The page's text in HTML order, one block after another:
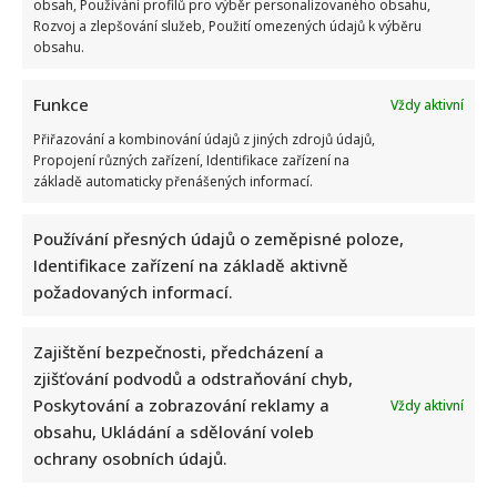
obsah, Používání profilů pro výběr personalizovaného obsahu,
Rozvoj a zlepšování služeb, Použití omezených údajů k výběru
obsahu.
Funkce
Vždy aktivní
Přiřazování a kombinování údajů z jiných zdrojů údajů,
Propojení různých zařízení, Identifikace zařízení na
základě automaticky přenášených informací.
Používání přesných údajů o zeměpisné poloze,
Identifikace zařízení na základě aktivně
požadovaných informací.
Zajištění bezpečnosti, předcházení a
zjišťování podvodů a odstraňování chyb,
Poskytování a zobrazování reklamy a
obsahu, Ukládání a sdělování voleb
ochrany osobních údajů.
Vždy aktivní